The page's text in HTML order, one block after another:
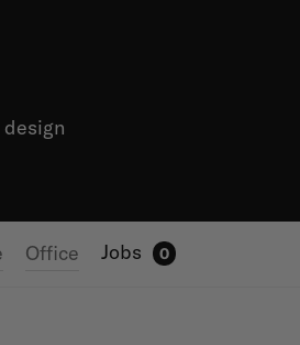
Office Jobs 0